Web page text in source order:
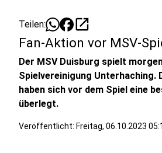
Teilen: open_in_new
Fan-Aktion vor MSV-
Der MSV Duisburg spielt
Spielvereinigung Unterhaching.
haben sich vor dem Spiel eine
überlegt.
Veröffentlicht: Freitag, 06.10.2023